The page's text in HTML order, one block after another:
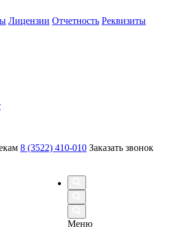
Лицензии Отчетность Реквизиты
8 (3522) 410-010 Заказать звонок
Меню